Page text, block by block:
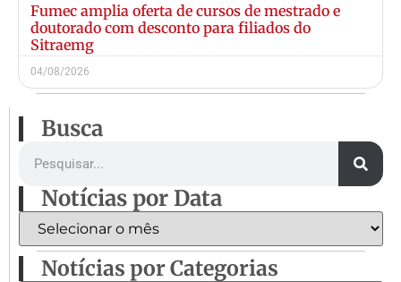
Fumec amplia oferta de cursos de mestrado e
doutorado com desconto para filiados do
Sitraemg
04/08/2026
Busca
Notícias por Data
Notícias por Categorias